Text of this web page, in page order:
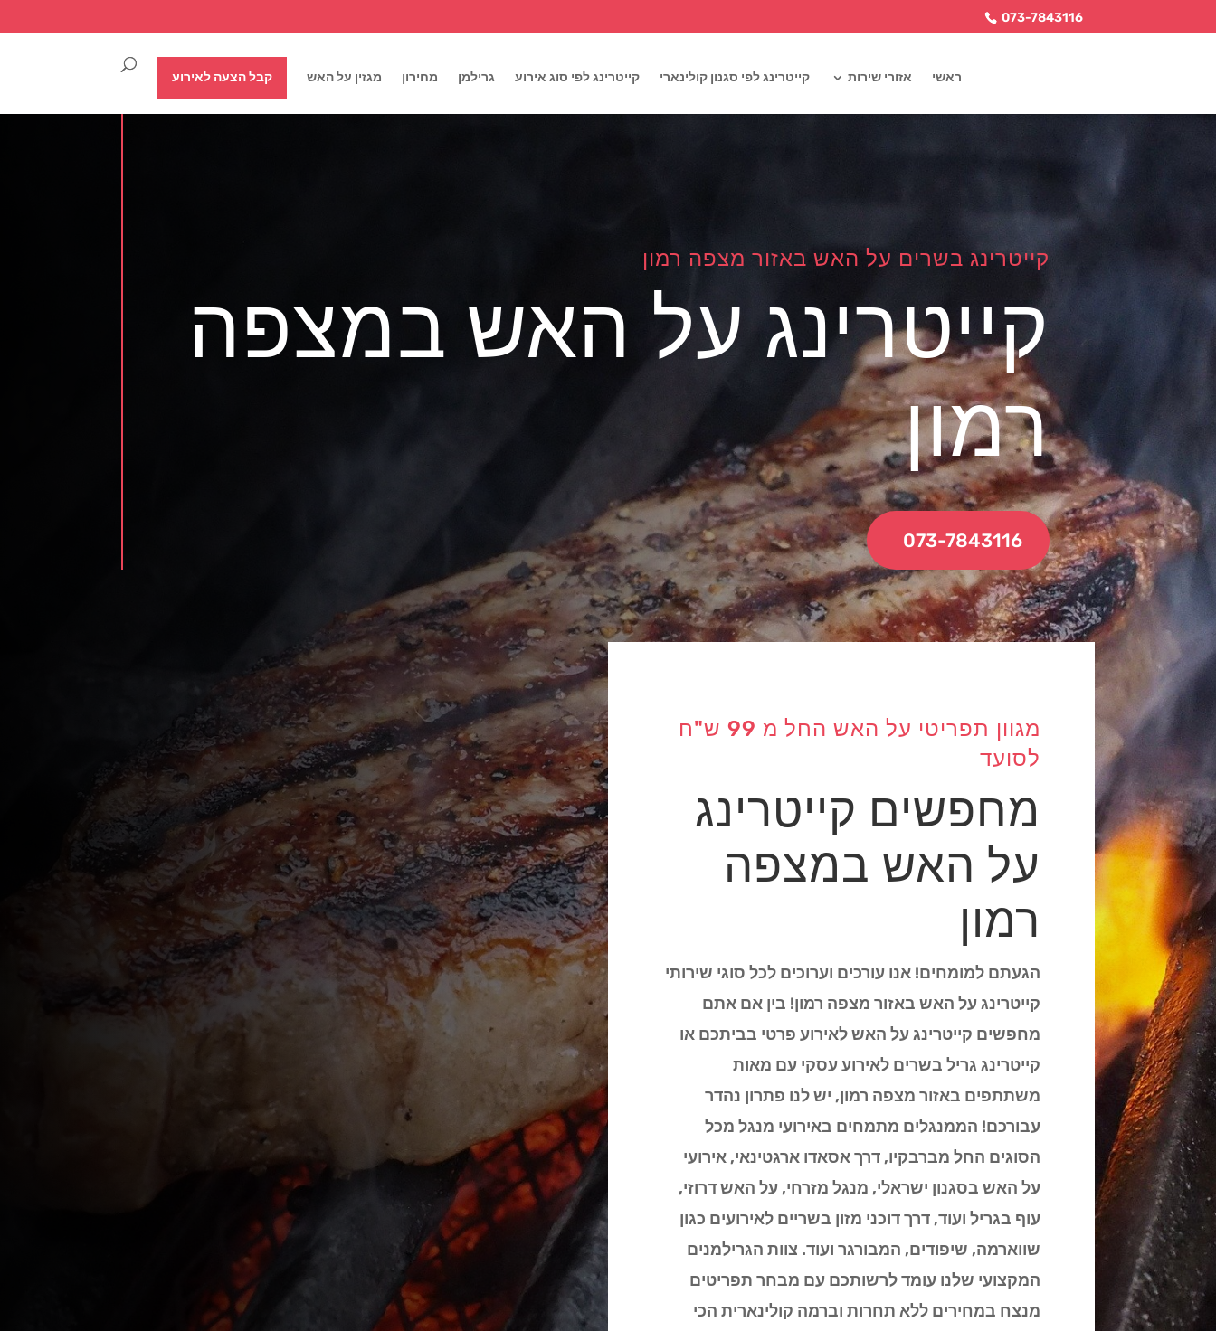
073-7843116
ראשי אזורי שירות קייטרינג לפי סגנון קולינארי קייטרינג לפי סוג אירוע גרילמן מחירון מגזין על האש קבל הצעה לאירוע
קייטרינג בשרים על האש באזור מצפה רמון
קייטרינג על האש במצפה
רמון
073-7843116
מגוון תפריטי על האש החל מ 99 ש"ח
לסועד
מחפשים קייטרינג
על האש במצפה
רמון
הגעתם למומחים! אנו עורכים וערוכים לכל סוגי שירותי
קייטרינג על האש באזור מצפה רמון! בין אם אתם
מחפשים קייטרינג על האש לאירוע פרטי בביתכם או
קייטרינג גריל בשרים לאירוע עסקי עם מאות
משתתפים באזור מצפה רמון, יש לנו פתרון נהדר
עבורכם! הממנגלים מתמחים באירועי מנגל מכל
הסוגים החל מברבקיו, דרך אסאדו ארגטינאי, אירועי
על האש בסגנון ישראלי, מנגל מזרחי, על האש דרוזי,
עוף בגריל ועוד, דרך דוכני מזון בשריים לאירועים כגון
שווארמה, שיפודים, המבורגר ועוד. צוות הגרילמנים
המקצועי שלנו עומד לרשותכם עם מבחר תפריטים
מנצח במחירים ללא תחרות וברמה קולינארית הכי